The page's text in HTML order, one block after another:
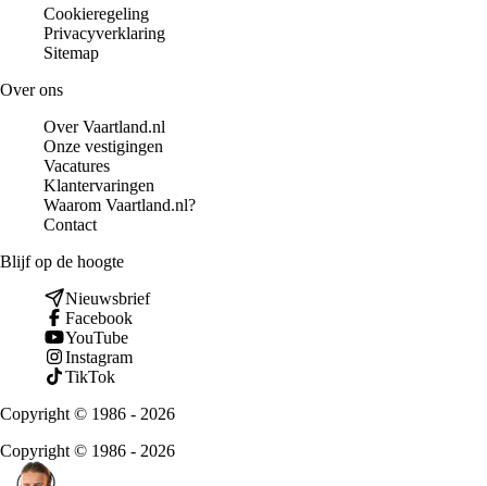
Cookieregeling
Privacyverklaring
Sitemap
Over ons
Over Vaartland.nl
Onze vestigingen
Vacatures
Klantervaringen
Waarom Vaartland.nl?
Contact
Blijf op de hoogte
Nieuwsbrief
Facebook
YouTube
Instagram
TikTok
Copyright © 1986 - 2026
Copyright © 1986 - 2026